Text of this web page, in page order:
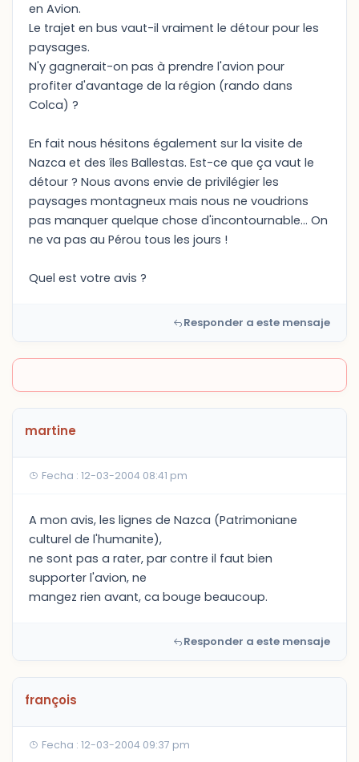
en Avion.
Le trajet en bus vaut-il vraiment le détour pour les
paysages.
N'y gagnerait-on pas à prendre l'avion pour
profiter d'avantage de la région (rando dans
Colca) ?
En fait nous hésitons également sur la visite de
Nazca et des îles Ballestas. Est-ce que ça vaut le
détour ? Nous avons envie de privilégier les
paysages montagneux mais nous ne voudrions
pas manquer quelque chose d'incontournable... On
ne va pas au Pérou tous les jours !
Quel est votre avis ?
Responder a este mensaje
martine
Fecha : 12-03-2004 08:41 pm
A mon avis, les lignes de Nazca (Patrimoniane
culturel de l'humanite),
ne sont pas a rater, par contre il faut bien
supporter l'avion, ne
mangez rien avant, ca bouge beaucoup.
Responder a este mensaje
françois
Fecha : 12-03-2004 09:37 pm